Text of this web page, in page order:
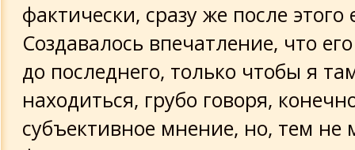
фактически, сразу же после
Создавалось впечатление, что
до последнего, только чтобы я
находиться, грубо говоря,
субъективное мнение, но, тем не